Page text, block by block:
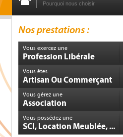
Pourquoi nous choisir
Nos prestations :
Vous exercez une
Profession Libérale
Vous êtes
Artisan Ou Commerçant
Vous gérez une
Association
Vous possédez une
SCI, Location Meublée, ...